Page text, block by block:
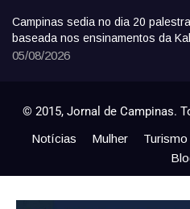
Campinas sedia no dia 20
baseada nos ensinamentos da
05/08/2026
© 2015, Jornal de Campinas.
Notícias Mulher Turismo